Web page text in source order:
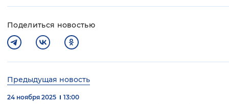
Поделиться новостью
Предыдущая новость
24 ноября 2025 13:00